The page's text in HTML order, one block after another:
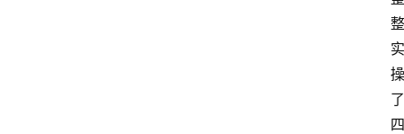
整
实
操
了
四